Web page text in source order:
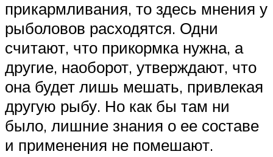
прикармливания, то здесь мнения у
рыболовов расходятся. Одни
считают, что прикормка нужна, а
другие, наоборот, утверждают, что
она будет лишь мешать, привлекая
другую рыбу. Но как бы там ни
было, лишние знания о ее составе
и применения не помешают.